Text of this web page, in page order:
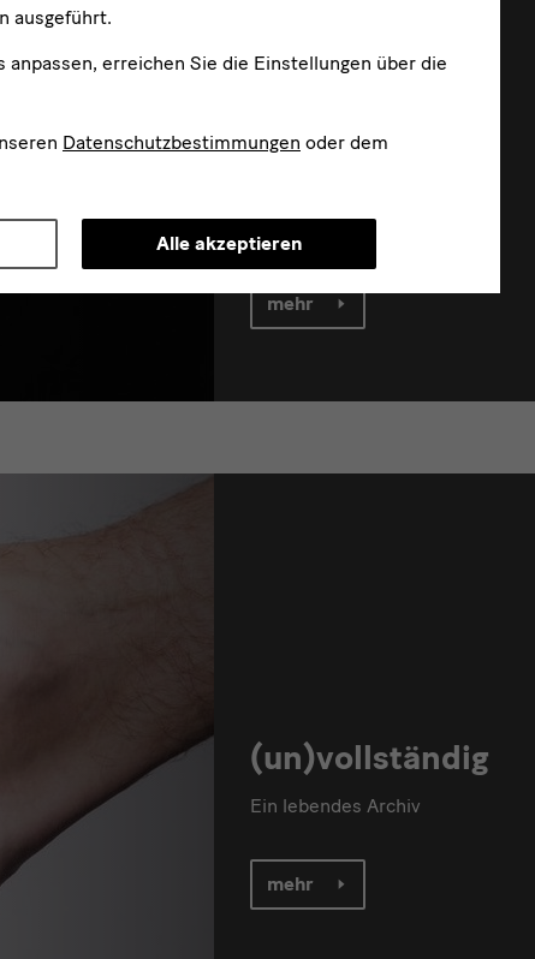
Leipzig/DDR
mehr
(un)vollständig
Ein lebendes Archiv
mehr
ausgeführt.
erreichen Sie die Einstellungen über die
Datenschutzbestimmungen oder dem
Alle akzeptieren